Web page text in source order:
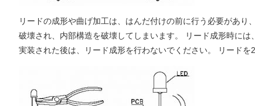
リードの成形や曲げ加工は、はんだ付けの前に行う必要があ
破壊され、内部構造を破壊してしまいます。 リード成形時に
実装された後は、リード成形を行わないでください。 リードを